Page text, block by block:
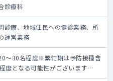
診療科
診療、地域住民への健診業務、所
運営業務
～30名程度※繁忙期は予防接種含
度となる可能性がございます
】